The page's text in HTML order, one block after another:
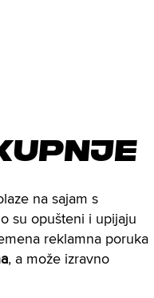
na sajam s
su opušteni i upijaju
reklamna poruka
, a može izravno